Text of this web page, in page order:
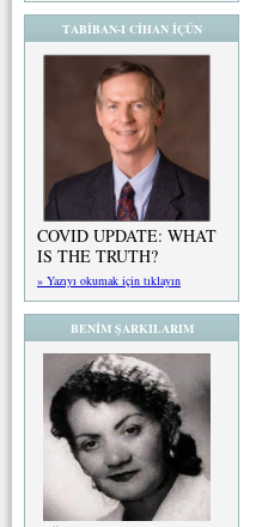
TABİBAN-I CİHAN İÇÜN
COVID UPDATE: WHAT
IS THE TRUTH?
» Yazıyı okumak için tıklayın
BENİM ŞARKILARIM